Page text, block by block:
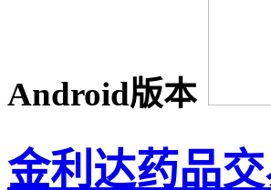
Android版本
金利达药品交